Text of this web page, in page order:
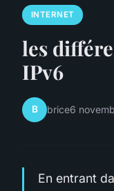
INTERNET
les
IPv6
B brice6
En entrant